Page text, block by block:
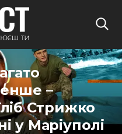
–
Стрижко
у Маріуполі